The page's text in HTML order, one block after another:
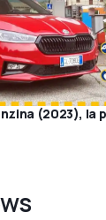
(2023), la